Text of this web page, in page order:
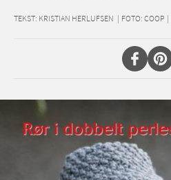
TEKST: KRISTIAN HERLUFSEN | FOTO: COOP |